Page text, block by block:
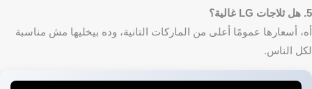
5. هل ثلاجات LG غالية؟
أه، أسعارها عمومًا أعلى من الماركات التانية، وده بيخليها مش مناسبة
لكل الناس.